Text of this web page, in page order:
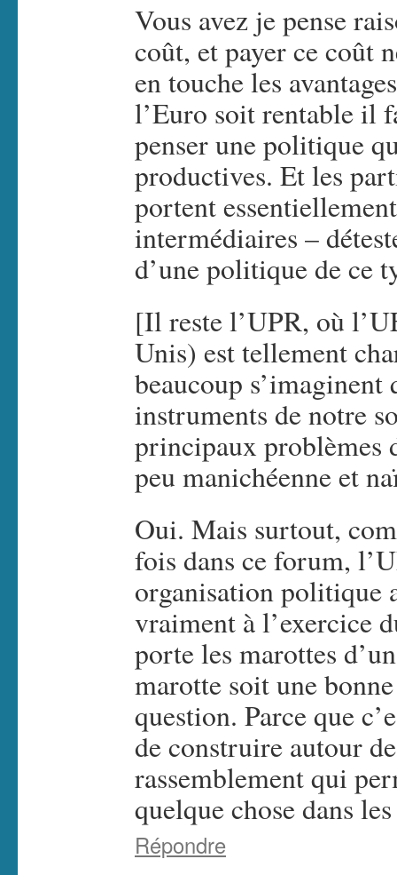
Vous avez je pense
coût, et payer ce coût
en touche les
l’Euro soit rentable il
penser une politique
productives. Et les
portent
intermédiaires –
d’une politique de ce
[Il reste l’UPR, où
Unis) est tellement
beaucoup
instruments de notre
principaux problèmes
peu manichéenne et
Oui. Mais surtout,
fois dans ce forum,
organisation politique
vraiment à l’exercice
porte les marottes
marotte soit une
question. Parce que
de construire autour
rassemblement qui
quelque chose dans
Répondre